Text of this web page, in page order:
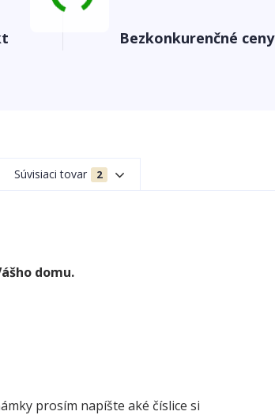
Bezkonkurenčné ceny
Súvisiaci tovar 2
domu.
prosím napíšte aké číslice si